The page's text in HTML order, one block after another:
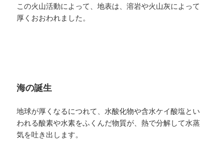
この火山活動によって、地表は、溶岩や火山灰によって
厚くおおわれました。
海の誕生
地球が厚くなるにつれて、水酸化物や含水ケイ酸塩とい
われる酸素や水素をふくんだ物質が、熱で分解して水蒸
気を吐き出します。